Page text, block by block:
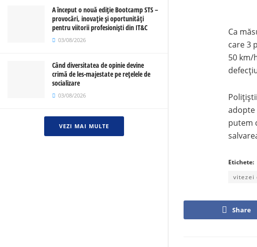
A început o nouă ediție Bootcamp STS –
provocări, inovație și oportunități
pentru viitorii profesioniști din IT&C
03/08/2026
Când diversitatea de opinie devine
crimă de les-majestate pe rețelele de
socializare
03/08/2026
VEZI MAI MULTE
Ca
care 3
50 km/
adopte
putem
Etichete:
vitezei
Share